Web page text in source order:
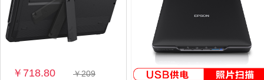
￥718.80
￥209